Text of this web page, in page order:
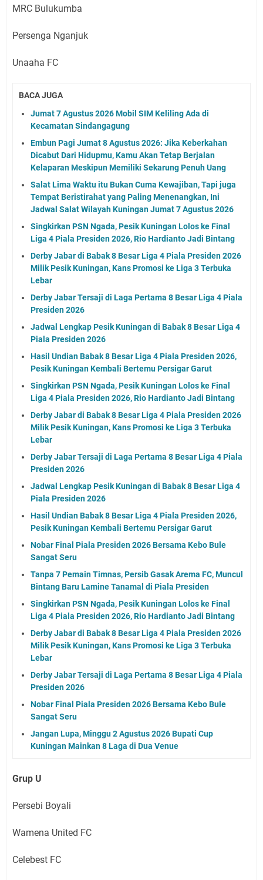
MRC Bulukumba
Persenga Nganjuk
Unaaha FC
BACA JUGA
Jumat 7 Agustus 2026 Mobil SIM Keliling Ada di
Kecamatan Sindangagung
Embun Pagi Jumat 8 Agustus 2026: Jika Keberkahan
Dicabut Dari Hidupmu, Kamu Akan Tetap Berjalan
Kelaparan Meskipun Memiliki Sekarung Penuh Uang
Salat Lima Waktu itu Bukan Cuma Kewajiban, Tapi juga
Tempat Beristirahat yang Paling Menenangkan, Ini
Jadwal Salat Wilayah Kuningan Jumat 7 Agustus 2026
Singkirkan PSN Ngada, Pesik Kuningan Lolos ke Final
Liga 4 Piala Presiden 2026, Rio Hardianto Jadi Bintang
Derby Jabar di Babak 8 Besar Liga 4 Piala Presiden 2026
Milik Pesik Kuningan, Kans Promosi ke Liga 3 Terbuka
Lebar
Derby Jabar Tersaji di Laga Pertama 8 Besar Liga 4 Piala
Presiden 2026
Jadwal Lengkap Pesik Kuningan di Babak 8 Besar Liga 4
Piala Presiden 2026
Hasil Undian Babak 8 Besar Liga 4 Piala Presiden 2026,
Pesik Kuningan Kembali Bertemu Persigar Garut
Singkirkan PSN Ngada, Pesik Kuningan Lolos ke Final
Liga 4 Piala Presiden 2026, Rio Hardianto Jadi Bintang
Derby Jabar di Babak 8 Besar Liga 4 Piala Presiden 2026
Milik Pesik Kuningan, Kans Promosi ke Liga 3 Terbuka
Lebar
Derby Jabar Tersaji di Laga Pertama 8 Besar Liga 4 Piala
Presiden 2026
Jadwal Lengkap Pesik Kuningan di Babak 8 Besar Liga 4
Piala Presiden 2026
Hasil Undian Babak 8 Besar Liga 4 Piala Presiden 2026,
Pesik Kuningan Kembali Bertemu Persigar Garut
Nobar Final Piala Presiden 2026 Bersama Kebo Bule
Sangat Seru
Tanpa 7 Pemain Timnas, Persib Gasak Arema FC, Muncul
Bintang Baru Lamine Tanamal di Piala Presiden
Singkirkan PSN Ngada, Pesik Kuningan Lolos ke Final
Liga 4 Piala Presiden 2026, Rio Hardianto Jadi Bintang
Derby Jabar di Babak 8 Besar Liga 4 Piala Presiden 2026
Milik Pesik Kuningan, Kans Promosi ke Liga 3 Terbuka
Lebar
Derby Jabar Tersaji di Laga Pertama 8 Besar Liga 4 Piala
Presiden 2026
Nobar Final Piala Presiden 2026 Bersama Kebo Bule
Sangat Seru
Jangan Lupa, Minggu 2 Agustus 2026 Bupati Cup
Kuningan Mainkan 8 Laga di Dua Venue
Grup U
Persebi Boyali
Wamena United FC
Celebest FC